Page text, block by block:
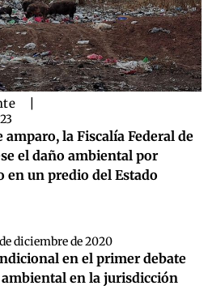
la Fiscalía Federal de
el daño ambiental por
en un predio del Estado
diciembre de 2020
en el primer debate
en la jurisdicción